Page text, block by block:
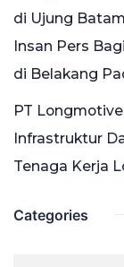
di Ujung
Insan Pers
di Belakang
PT
Infrastruktur
Tenaga Kerja
Categories